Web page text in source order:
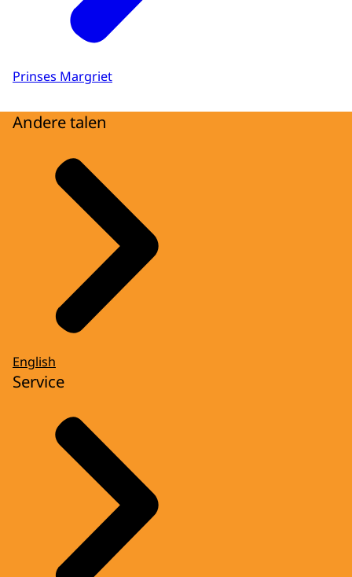
Prinses Margriet
Andere talen
English
Service